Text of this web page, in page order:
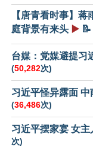
【唐青看时事】
庭背景有来头 ▶️ 📝
台媒：党媒避提习
(50,282次)
习近平怪异露面
(36,486次)
习近平摆家宴 女主
次)